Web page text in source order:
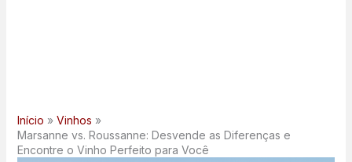
Início
Vinhos
Marsanne vs. Roussanne: Desvende as Diferenças e
Encontre o Vinho Perfeito para Você